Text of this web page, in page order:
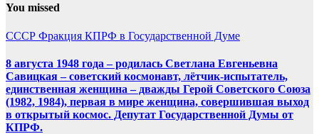
You missed
СССР Фракция КПРФ в Государственной Думе
8 августа 1948 года – родилась Светлана Евгеньевна
Савицкая – советский космонавт, лётчик-испытатель,
единственная женщина – дважды Герой Советского Союза
(1982, 1984), первая в мире женщина, совершившая выход
в открытый космос. Депутат Государственной Думы от
КПРФ.